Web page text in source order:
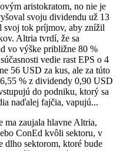
aristokratom, no nie je
svoju dividendu už 13
svoj tok príjmov, aby znížil
Altria tvrdí, že sa
vo výške približne 80 %
vedie rast EPS o 4
56 USD za kus, ale za túto
% z dividendy 0,90 USD
do podniku, ktorý sa
naďalej fajčia, vapujú...
ma zaujala hlavne Altria,
ConEd kvôli sektoru, v
dlho sektorom, ktoré bude